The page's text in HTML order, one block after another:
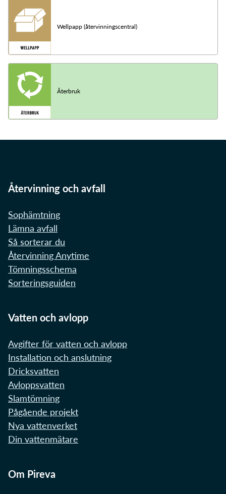
Wellpapp (återvinningscentral)
Återbruk
Återvinning och avfall
Sophämtning
Lämna avfall
Så sorterar du
Återvinning Anytime
Tömningsschema
Sorteringsguiden
Vatten och avlopp
Avgifter för vatten och avlopp
Installation och anslutning
Dricksvatten
Avloppsvatten
Slamtömning
Pågående projekt
Nya vattenverket
Din vattenmätare
Om Pireva